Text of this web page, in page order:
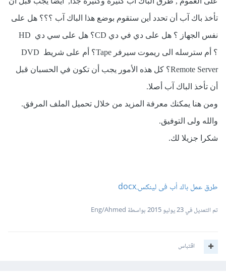
تأخذ باك آب أن تحدد أين ستقوم بوضع هذا الباك آب ؟؟؟ هل على
نفس الجهاز
HD ؟ هل على سي ديCD؟ هل على دي في دي
DVD ؟ أم على شريطTape ؟ أم سترسله الى ريموت سيرفر
Remote Server؟ كل هذه الأمور يجب أن تكون في الحسبان قبل
أن تأخذ الباك آب أصلا.
ومن هنا يمكنك معرفة المزيد من خلال تحميل الملف المرفق.
والله ولى التوفيق.
شكرا جزيلا لك.
طرق عمل باك أب فى لينكس.docx
تم التعديل في23 يوليو 2015 بواسطة Eng/Ahmed
اقتباس